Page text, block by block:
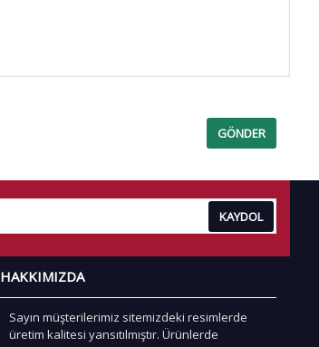
KAYDOL
HAKKIMIZDA
Sayın müşterilerimiz sitemizdeki resimlerde
üretim kalitesi yansıtılmıştır. Ürünlerde